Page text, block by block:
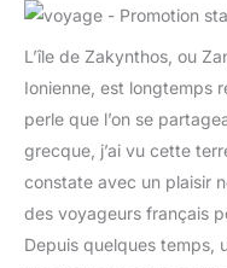
L’île de Zakynthos, ou
Ionienne, est longtemps
perle que l’on se
grecque, j’ai vu cette
constate avec un plaisir
des voyageurs français
Depuis quelques temps,